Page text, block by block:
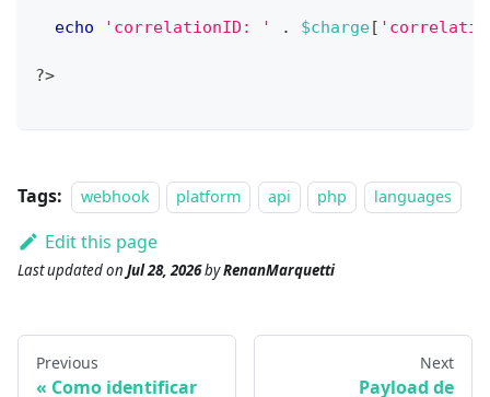
echo 'correlationID: ' . $charge[
?>
Tags: webhook platform api php languages
Edit this page
Last updatedon Jul 28, 2026byRenanMarquetti
Previous
Como identificar
Next
Payload de